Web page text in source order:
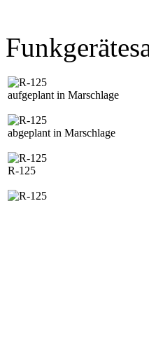
aufgeplant in Marschlage
abgeplant in Marschlage
R-125